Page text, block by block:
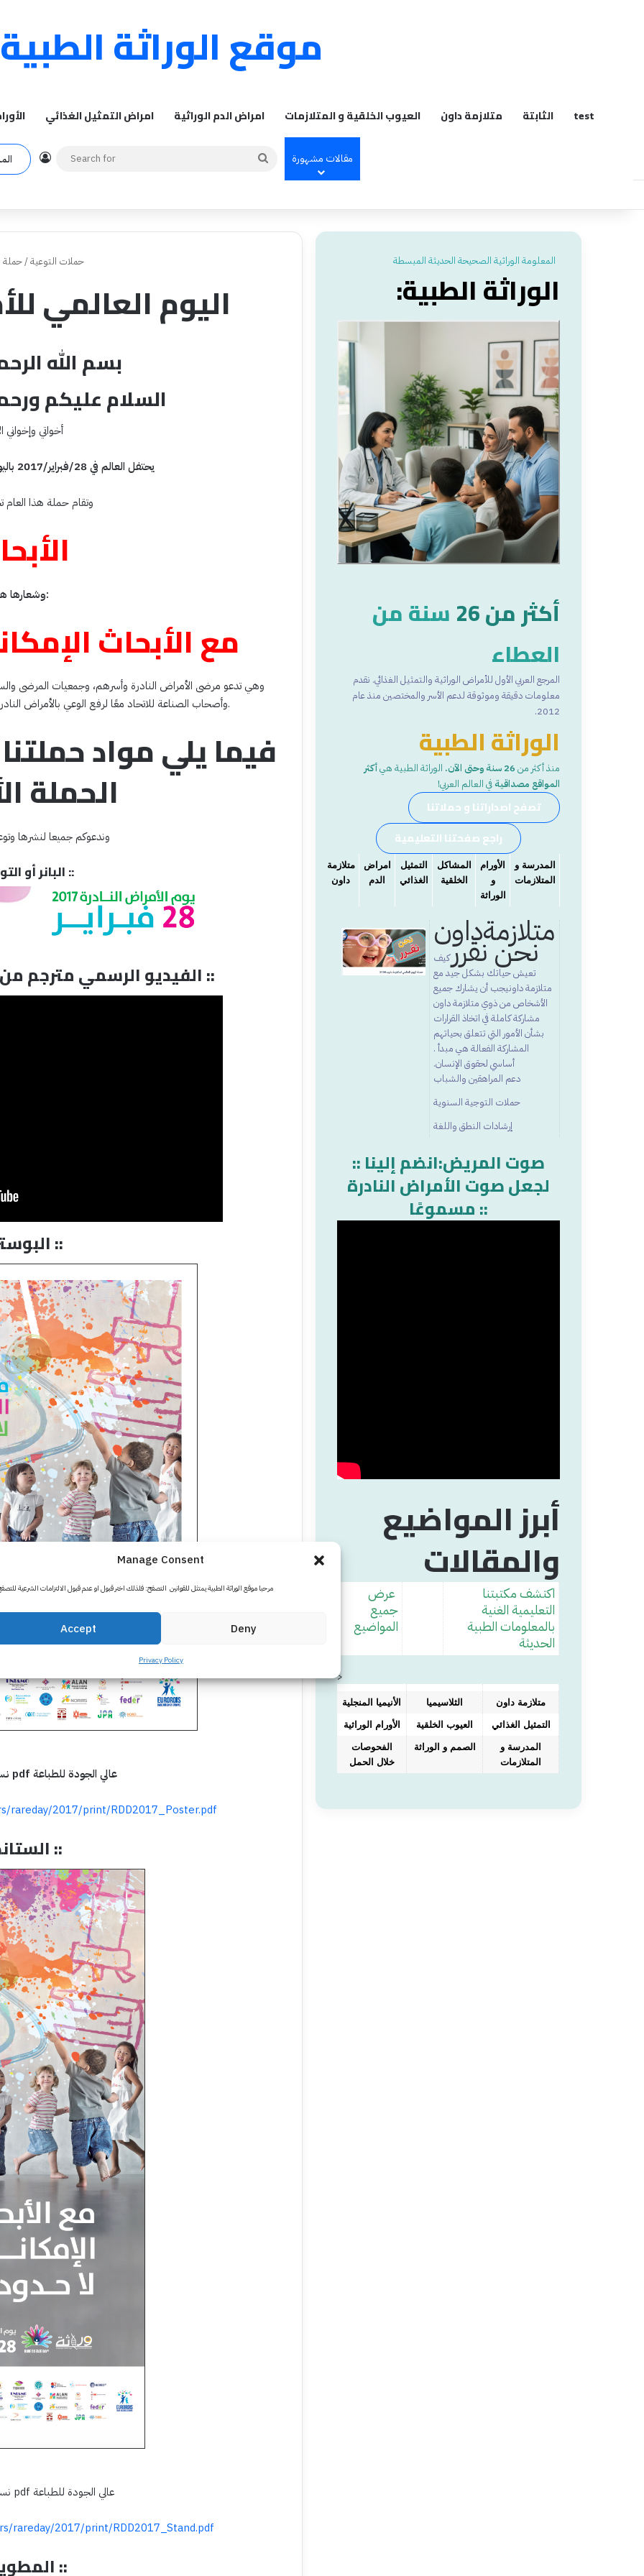
Manage Consent
مرحبا موقع الوراثة الطبية يمتثل للقوانين التصفح: فلذلك اختر قبول او عدم قبول الالتزامات الشرعية
Accept Deny
Privacy Policy
موقع الوراثة الطبية
امراض التمثيل الغذائي امراض الدم الوراثية العيوب الخلقية و المتلازمات متلازمة داون الثابتة test
Log In
Searchمقالات مشهورة
حملات التوعية/حملة
اليوم العالمي
بسم الله
السلام عليكم
أخواتي وإخواني
يحتفل العالم في 28/فبراير/2017 باليوم العالمي للأمراض النادرة
وتقام حملة هذا
وشعارها هو:
مع الأبحاث
وهي تدعو مرضى الأمراض النادرة وأسرهم، وجمعيات المرضى
وأصحاب الصناعة للاتحاد معًا لرفع الوعي بالأمراض النادرة من خلال آلاف الأحداث في جميع أنحاء العالم.
فيما يلي مواد
الحملة
وندعوكم جميعا لنشرها
:: البانر أو التوقيع ::
:: الفيديو الرسمي مترجم من موقع الوراثة الطبية ::
:: البوستر ::
نسخة البوستر pdf عالي الجودة للطباعة
rareday/2017/print/RDD2017_Poster.pdf
:: الستاند ::
نسخة الستاند pdf عالي الجودة للطباعة
rareday/2017/print/RDD2017_Stand.pdf
:: المطوية ::
المعلومة الوراثية الصحيحة الحديثة المبسطة
الوراثة الطبية:
أكثر من 26
سنة من
العطاء
المرجع العربي الأول للأمراض الوراثية والتمثيل الغذائي. نقدم
معلومات دقيقة وموثوقة لدعم الأسر والمختصين منذ عام
2012.
الوراثة الطبية
منذ أكثر من 26 سنة وحتى الآن. الوراثة الطبية هيأكثر
المواقع مصداقية في العالم العربي!
تصفح اصداراتنا و حملاتنا
راجع صفحتنا التعليمية
المدرسة و
المتلازمات
الأورام
و
الوراثة
المشاكل
الخلقية
التمثيل
الغذائي
امراض
الدم
متلازمة
داون
متلازمةداون
نحن نقرركيف
تعيش حياتك بشكل جيد مع
متلازمة داونيجب أن يشارك جميع
الأشخاص من ذوي متلازمة داون
مشاركة كاملة في اتخاذ القرارات
بشأن الأمور التي تتعلق بحياتهم
المشاركة الفعالة هي مبدأ .
أساسي لحقوق الإنسان.
دعم المراهقين والشباب
حملات التوجية السنوية
إرشادات النطق واللغة
:: صوت المريض:انضم إلينا
لجعل صوت الأمراض النادرة
مسموعًا ::
أبرز المواضيع
والمقالات
عرض
جميع
المواضيع
اكتشف مكتبتنا
التعليمية الغنية
بالمعلومات الطبية
الحديثة
>
الأنيميا المنجلية الثلاسيميا متلازمة داون
الأورام الوراثية العيوب الخلقية التمثيل الغذائي
الفحوصات
خلال الحمل
الصمم و الوراثة
المدرسة و
المتلازمات